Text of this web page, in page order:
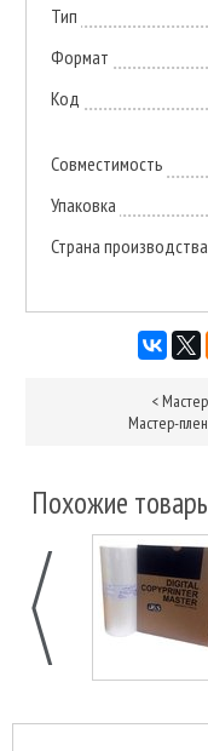
Тип
Формат
Код
Совместимость
Упаковка
Страна производства
<
Мастер-
Похожие